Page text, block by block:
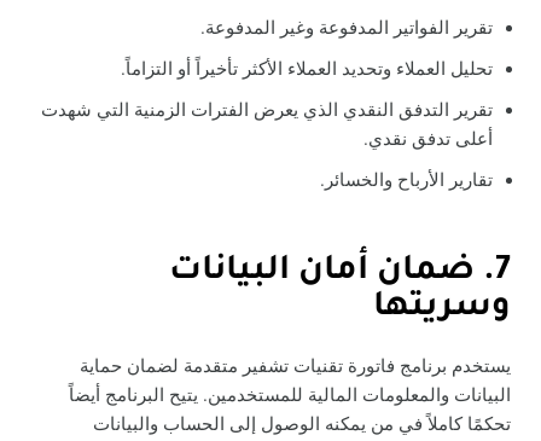
تقرير الفواتير المدفوعة وغير المدفوعة.
تحليل العملاء وتحديد العملاء الأكثر تأخيراً أو التزاماً.
تقرير التدفق النقدي الذي يعرض الفترات الزمنية التي شهدت
أعلى تدفق نقدي.
تقارير الأرباح والخسائر.
7. ضمان أمان البيانات
وسريتها
يستخدم برنامج فاتورة تقنيات تشفير متقدمة لضمان حماية
البيانات والمعلومات المالية للمستخدمين. يتيح البرنامج أيضاً
تحكمًا كاملاً في من يمكنه الوصول إلى الحساب والبيانات